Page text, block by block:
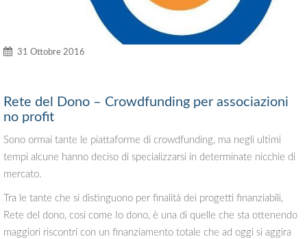
31 Ottobre 2016
Rete del Dono – Crowdfunding per associazioni
no profit
Sono ormai tante le piattaforme di crowdfunding, ma negli ultimi
tempi alcune hanno deciso di specializzarsi in determinate nicchie di
mercato.
Tra le tante che si distinguono per finalità dei progetti finanziabili,
Rete del dono, così come Io dono, è una di quelle che sta ottenendo
maggiori riscontri con un finanziamento totale che ad oggi si aggira